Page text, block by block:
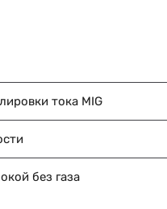
тока MIG
без газа